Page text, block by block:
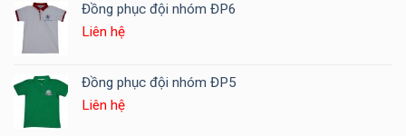
Đồng phục đội nhóm ĐP6
Liên hệ
Đồng phục đội nhóm ĐP5
Liên hệ